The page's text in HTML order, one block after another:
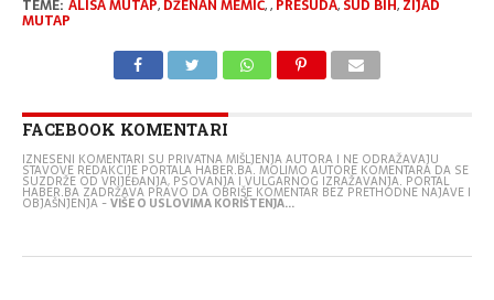
TEME: ALISA MUTAP, DŽENAN MEMIĆ,, PRESUDA, SUD BIH, ZIJAD
MUTAP
FACEBOOK KOMENTARI
IZNESENI KOMENTARI SU PRIVATNA MIŠLJENJA AUTORA I NE ODRAŽAVAJU
STAVOVE REDAKCIJE PORTALA HABER.BA. MOLIMO AUTORE KOMENTARA DA SE
SUZDRŽE OD VRIJEĐANJA, PSOVANJA I VULGARNOG IZRAŽAVANJA. PORTAL
HABER.BA ZADRŽAVA PRAVO DA OBRIŠE KOMENTAR BEZ PRETHODNE NAJAVE I
OBJAŠNJENJA -VIŠE O USLOVIMA KORIŠTENJA...